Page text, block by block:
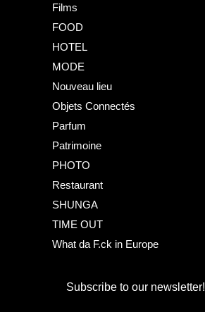
Films
FOOD
HOTEL
MODE
Nouveau lieu
Objets Connectés
Parfum
Patrimoine
PHOTO
Restaurant
SHUNGA
TIME OUT
What da F.ck in Europe
Subscribe to our newsletter!